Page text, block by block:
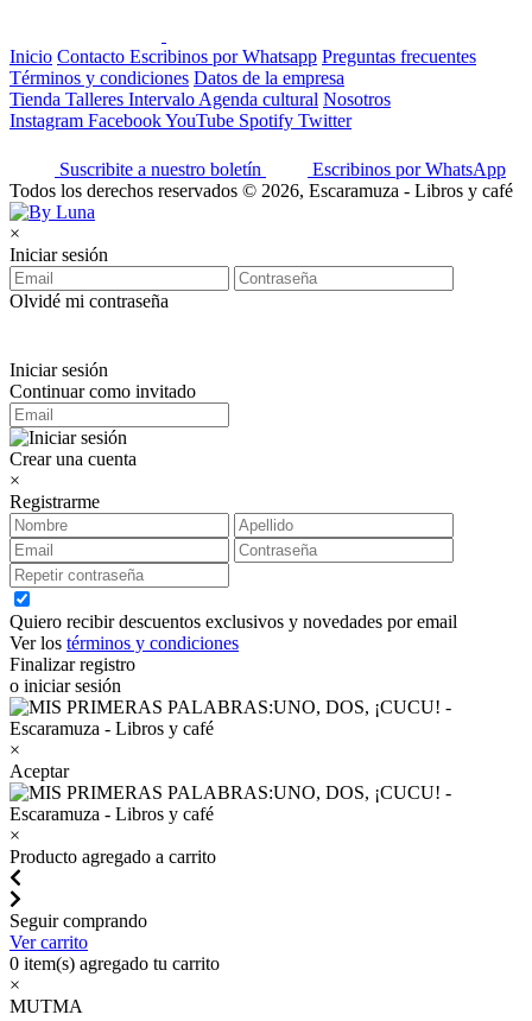
Inicio Contacto Escribinos por Whatsapp Preguntas frecuentes
Términos y condiciones Datos de la empresa
Tienda Talleres Intervalo Agenda cultural Nosotros
Instagram FacebookYouTube Spotify Twitter
Suscribite a nuestro boletín
Escribinos por WhatsApp
Todos los derechos reservados © 2026, Escaramuza - Libros y café
×
Iniciar sesión
Olvidé mi contraseña
Iniciar sesión
Continuar como invitado
Crear una cuenta
×
Registrarme
Quiero recibir descuentos exclusivos y novedades por email
Ver los términos y condiciones
Finalizar registro
o iniciar sesión
×
Aceptar
×
Producto agregado a carrito
Seguir comprando
Ver carrito
0 item(s) agregado tu carrito
×
MUTMA